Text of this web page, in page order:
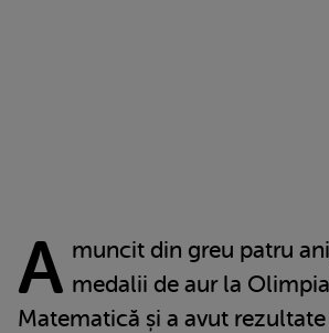
A muncit din greu patru
medalii de aur la
Matematică și a avut